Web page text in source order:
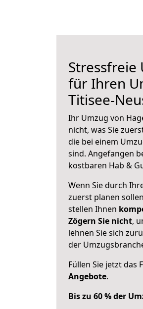
Stressfreie
für Ihren
Titisee-
Ihr Umzug von
nicht, was Sie
die bei einem
sind. Angefangen
kostbaren Hab &
Wenn Sie durch
zuerst planen
stellen Ihnen
Zögern Sie nicht,
lehnen Sie sich
der
Füllen Sie jetzt das
Angebote.
Bis zu 60 % der